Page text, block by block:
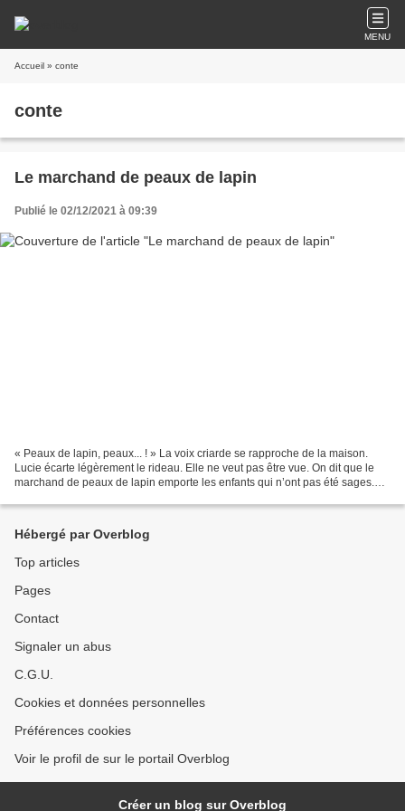
MENU
Accueil » conte
conte
Le marchand de peaux de lapin
Publié le 02/12/2021 à 09:39
« Peaux de lapin, peaux... ! » La voix criarde se rapproche de la maison.
Lucie écarte légèrement le rideau. Elle ne veut pas être vue. On dit que le
marchand de peaux de lapin emporte les enfants qui n’ont pas été sages.
Hébergé par Overblog
Top articles
Pages
Contact
Signaler un abus
C.G.U.
Cookies et données personnelles
Préférences cookies
Voir le profil de sur le portail Overblog
Créer un blog sur Overblog